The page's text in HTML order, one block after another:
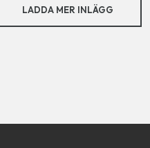
LADDA MER INLÄGG